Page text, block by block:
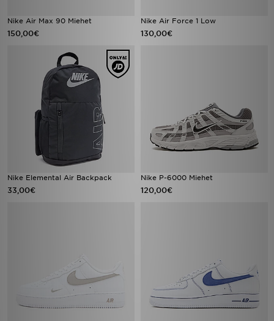
Nike Air Max 90 Miehet
150,00€
Nike Air Force 1 Low
130,00€
Nike Elemental Air Backpack
33,00€
Nike P-6000 Miehet
120,00€